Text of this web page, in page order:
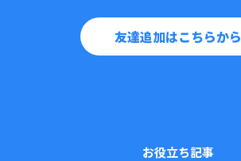
友達追加はこちらから
お役立ち記事